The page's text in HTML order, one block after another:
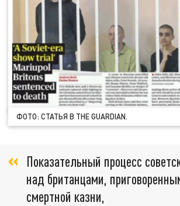
ФОТО: СТАТЬЯ В THE GUARDIAN.
Показательный процесс
над британцами,
смертной казни,